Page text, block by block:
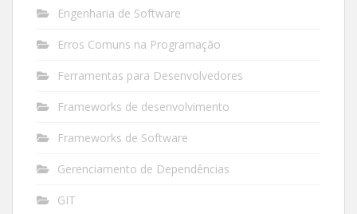
Engenharia de Software
Erros Comuns na Programação
Ferramentas para Desenvolvedores
Frameworks de desenvolvimento
Frameworks de Software
Gerenciamento de Dependências
GIT